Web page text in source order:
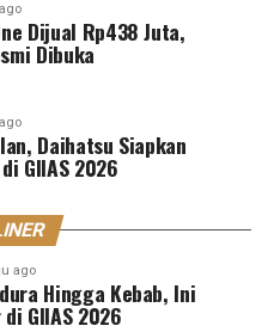
Dijual Rp438 Juta,
Dibuka
Daihatsu Siapkan
GIIAS 2026
ago
Hingga Kebab, Ini
GIIAS 2026